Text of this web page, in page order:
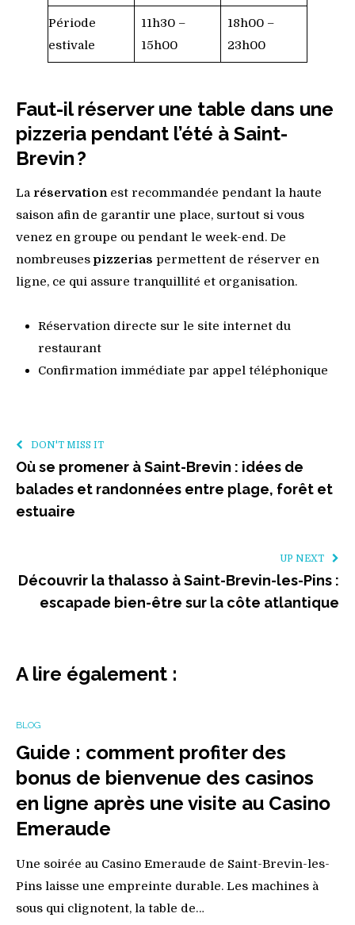
Période
estivale
11h30 –
15h00
18h00 –
23h00
Faut-il réserver une table dans une
pizzeria pendant l’été à Saint-
Brevin ?
La réservation est recommandée pendant la haute
saison afin de garantir une place, surtout si vous
venez en groupe ou pendant le week-end. De
nombreusespizzerias permettent de réserver en
ligne, ce qui assure tranquillité et organisation.
Réservation directe sur le site internet du
restaurant
Confirmation immédiate par appel téléphonique
DON'T MISS IT
Où se promener à Saint-Brevin : idées de
balades et randonnées entre plage, forêt et
estuaire
UP NEXT
Découvrir la thalasso à Saint-Brevin-les-Pins :
escapade bien-être sur la côte atlantique
A lire également :
BLOG
Guide : comment profiter des
bonus de bienvenue des casinos
en ligne après une visite au Casino
Emeraude
Une soirée au Casino Emeraude de Saint-Brevin-les-
Pins laisse une empreinte durable. Les machines à
sous qui clignotent, la table de…